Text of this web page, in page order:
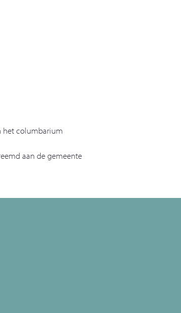
het columbarium
aan de gemeente